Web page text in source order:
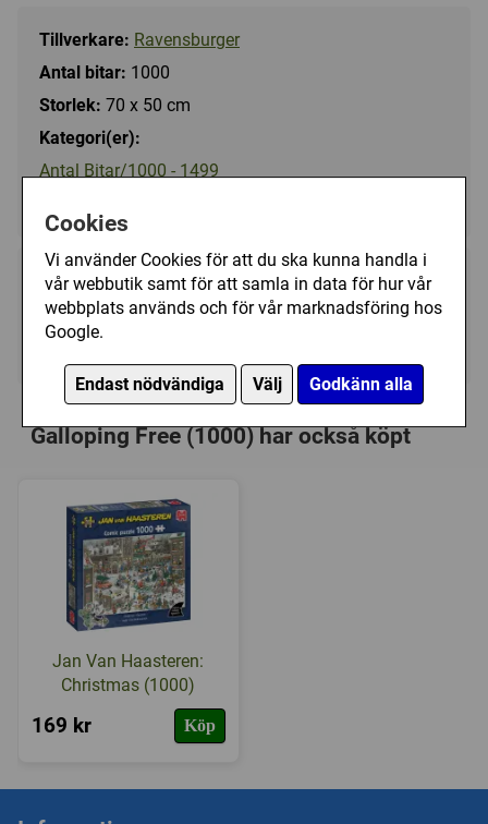
Cookies
Vi använder Cookies för att du ska kunna handla i
vår webbutik samt för att samla in data för hur vår
webbplats används och för vår marknadsföring hos
Google.
Endast nödvändiga Välj Godkänn alla
Tillverkare: Ravensburger
Antal bitar: 1000
Storlek: 70 x 50 cm
Kategori(er):
Antal Bitar/1000 - 1499
139 kr Utgått
Personer som har köpt Ravensburger:
Galloping Free (1000) har också köpt
Jan Van Haasteren:
Christmas (1000)
169 kr Köp